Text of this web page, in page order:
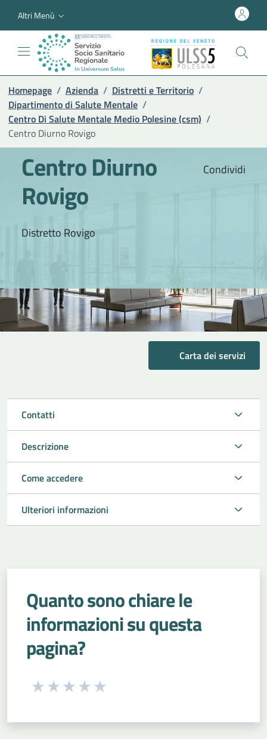
Altri Menù
Homepage / Azienda / Distretti e Territorio /
Dipartimento di Salute Mentale /
Centro Di Salute Mentale Medio Polesine (csm) /
Centro Diurno Rovigo
Condividi
Centro Diurno
Rovigo
Distretto Rovigo
Carta dei servizi
Contatti
Descrizione
Come accedere
Ulteriori informazioni
Quanto sono chiare le
informazioni su questa
pagina?
Seleziona una valutazione da 1 a 5 stelle